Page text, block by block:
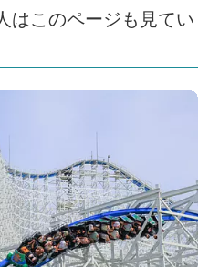
はこのページも見てい